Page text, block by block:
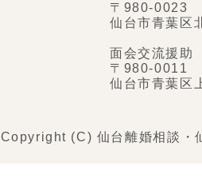
〒980-0023
仙台市青葉区
面会交流援
〒980-0011
仙台市青葉区
Copyright (C) 仙台離婚相談